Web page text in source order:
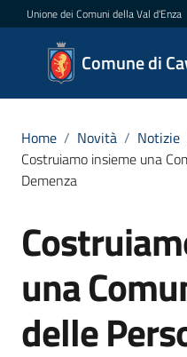
Vai al contenuto
Vai alla navigazione
Vai al footer
Unione dei Comuni della Val d'Enza
Comune di
Comune
di
Amministrazione
Novità
Menu selezionato
Servizi
Vivere
Home / Novità / Notizie
Costruiamo insieme una
Demenza
Salta al contenuto
una
delle